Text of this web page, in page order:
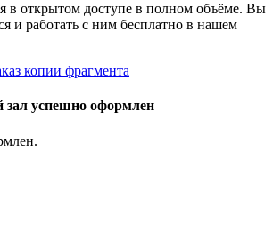
в открытом доступе в полном объёме. Вы
и работать с ним бесплатно в нашем
копии фрагмента
зал успешно оформлен